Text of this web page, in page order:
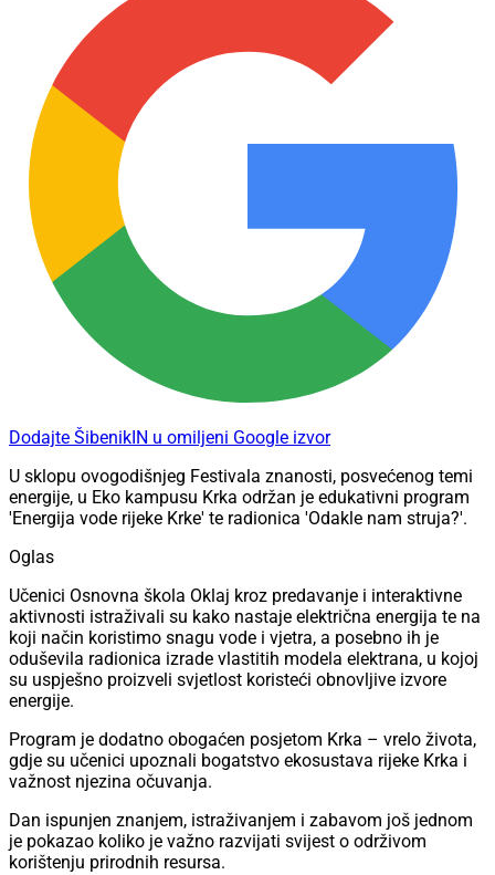
Dodajte ŠibenikIN u omiljeni Google izvor
U sklopu ovogodišnjeg Festivala znanosti, posvećenog temi
energije, u Eko kampusu Krka održan je edukativni program
'Energija vode rijeke Krke' te radionica 'Odakle nam struja?'.
Oglas
Učenici Osnovna škola Oklaj kroz predavanje i interaktivne
aktivnosti istraživali su kako nastaje električna energija te na
koji način koristimo snagu vode i vjetra, a posebno ih je
oduševila radionica izrade vlastitih modela elektrana, u kojoj
su uspješno proizveli svjetlost koristeći obnovljive izvore
energije.
Program je dodatno obogaćen posjetom Krka – vrelo života,
gdje su učenici upoznali bogatstvo ekosustava rijeke Krka i
važnost njezina očuvanja.
Dan ispunjen znanjem, istraživanjem i zabavom još jednom
je pokazao koliko je važno razvijati svijest o održivom
korištenju prirodnih resursa.